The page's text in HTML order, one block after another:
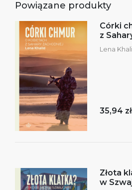
Powiązane produkty
Córki
z
Lena
35,94 zł
Złota
w